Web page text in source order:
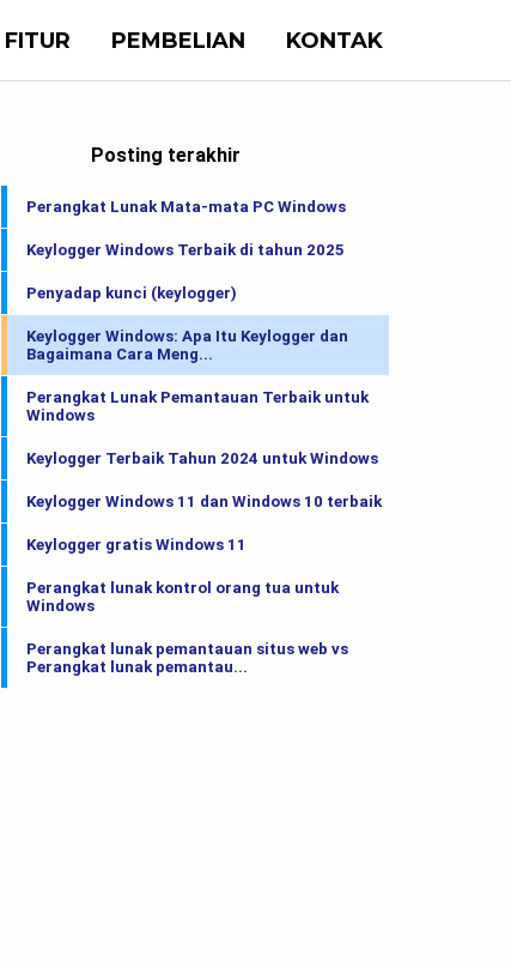
FITUR PEMBELIAN KONTAK
Posting terakhir
Perangkat Lunak Mata-mata PC Windows
Keylogger Windows Terbaik di tahun 2025
Penyadap kunci (keylogger)
Keylogger Windows: Apa Itu Keylogger dan
Bagaimana Cara Meng...
Perangkat Lunak Pemantauan Terbaik untuk
Windows
Keylogger Terbaik Tahun 2024 untuk Windows
Keylogger Windows 11 dan Windows 10 terbaik
Keylogger gratis Windows 11
Perangkat lunak kontrol orang tua untuk
Windows
Perangkat lunak pemantauan situs web vs
Perangkat lunak pemantau...